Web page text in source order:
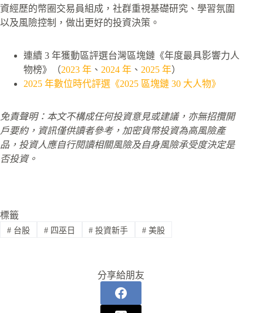
資經歷的幣圈交易員組成，社群重視基礎研究、學習氛圍
以及風險控制，做出更好的投資決策。
連續 3 年獲動區評選台灣區塊鏈《年度最具影響力人
物榜》（2023 年 、 2024 年 、 2025 年）
2025 年數位時代評選《2025 區塊鏈 30 大人物》
免責聲明：本文不構成任何投資意見或建議，亦無招攬開
戶要約，資訊僅供讀者參考，加密貨幣投資為高風險產
品，投資人應自行閱讀相關風險及自身風險承受度決定是
否投資。
標籤
#台股 #四巫日 # 投資新手 # 美股
分享給朋友